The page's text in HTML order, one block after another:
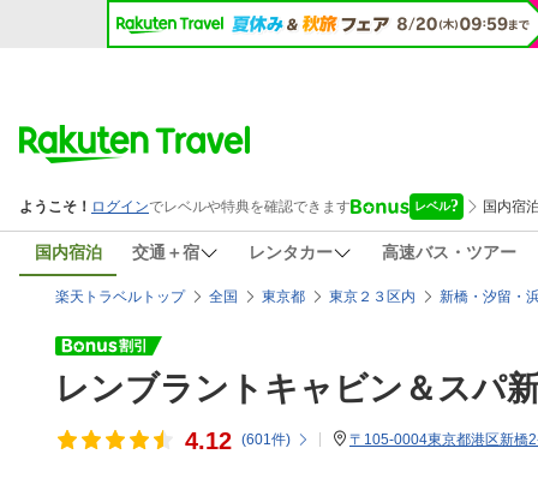
国内宿泊 交通＋宿 レンタカー 高速バス・ツアー
楽天トラベルトップ 全国 東京都 東京２３区内 新橋・汐留・
レンブラントキャビン＆スパ
4.12 (601件) 〒105-0004東京都港区新橋